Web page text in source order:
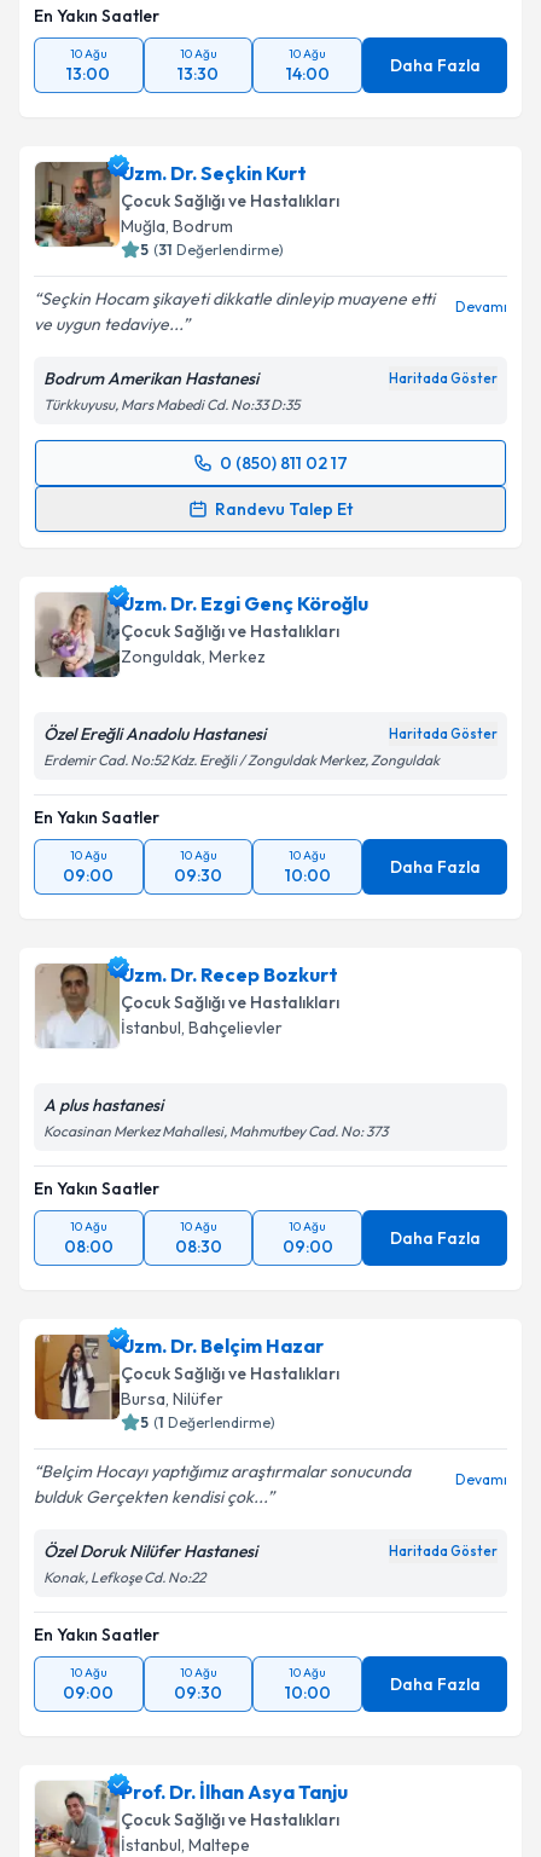
En Yakın Saatler
10 Ağu
13:00
10 Ağu
13:30
10 Ağu
14:00 Daha Fazla
Uzm. Dr. Seçkin Kurt
Çocuk Sağlığı ve Hastalıkları
Muğla, Bodrum
5 (31 Değerlendirme)
Seçkin Hocam şikayeti dikkatle dinleyip muayene etti
ve uygun tedaviye...
Devamı
Bodrum Amerikan Hastanesi Haritada Göster
Türkkuyusu, Mars Mabedi Cd. No:33 D:35
0 (850) 811 02 17
Randevu Talep Et
Randevu Takvimi Talebi
takvim hazırlandığında e-posta ile bilgilendireceğiz.
E-posta Adresiniz
Kişisel verilerimin işlenmesine ilişkinAydınlatma
Metni'ni okudum ve kişisel verilerimin belirtilen
kapsamda işlenmesini kabul ediyorum.
Takvim Talebini Gönder
Uzm. Dr. Ezgi Genç Köroğlu
Çocuk Sağlığı ve Hastalıkları
Zonguldak, Merkez
Özel Ereğli Anadolu Hastanesi Haritada Göster
Erdemir Cad. No:52 Kdz. Ereğli / Zonguldak Merkez, Zonguldak
En Yakın Saatler
10 Ağu
09:00
10 Ağu
09:30
10 Ağu
10:00 Daha Fazla
Uzm. Dr. Recep Bozkurt
Çocuk Sağlığı ve Hastalıkları
İstanbul, Bahçelievler
A plus hastanesi
Kocasinan Merkez Mahallesi, Mahmutbey Cad. No: 373
En Yakın Saatler
10 Ağu
08:00
10 Ağu
08:30
10 Ağu
09:00 Daha Fazla
Uzm. Dr. Belçim Hazar
Çocuk Sağlığı ve Hastalıkları
Bursa, Nilüfer
5 (1 Değerlendirme)
Belçim Hocayı yaptığımız araştırmalar sonucunda
bulduk Gerçekten kendisi çok...
Devamı
Özel Doruk Nilüfer Hastanesi Haritada Göster
Konak, Lefkoşe Cd. No:22
En Yakın Saatler
10 Ağu
09:00
10 Ağu
09:30
10 Ağu
10:00 Daha Fazla
Prof. Dr. İlhan Asya Tanju
Çocuk Sağlığı ve Hastalıkları
İstanbul, Maltepe